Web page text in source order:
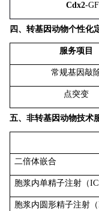
Cdx2-
四、转基因动物个性化
服务项目
常规基因敲
点突变
五、非转基因动物技术
二倍体嵌合
胞浆内单精子注射（
胞浆内圆形精子注射（